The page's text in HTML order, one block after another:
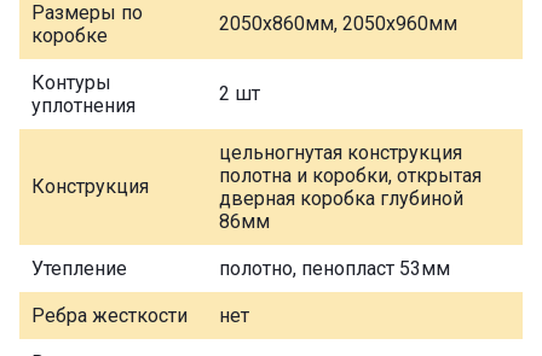
Размеры по
коробке
2050х860мм, 2050х960мм
Контуры
уплотнения
2 шт
Конструкция
цельногнутая конструкция
полотна и коробки, открытая
дверная коробка глубиной
86мм
Утепление полотно, пенопласт 53мм
Ребра жесткости нет